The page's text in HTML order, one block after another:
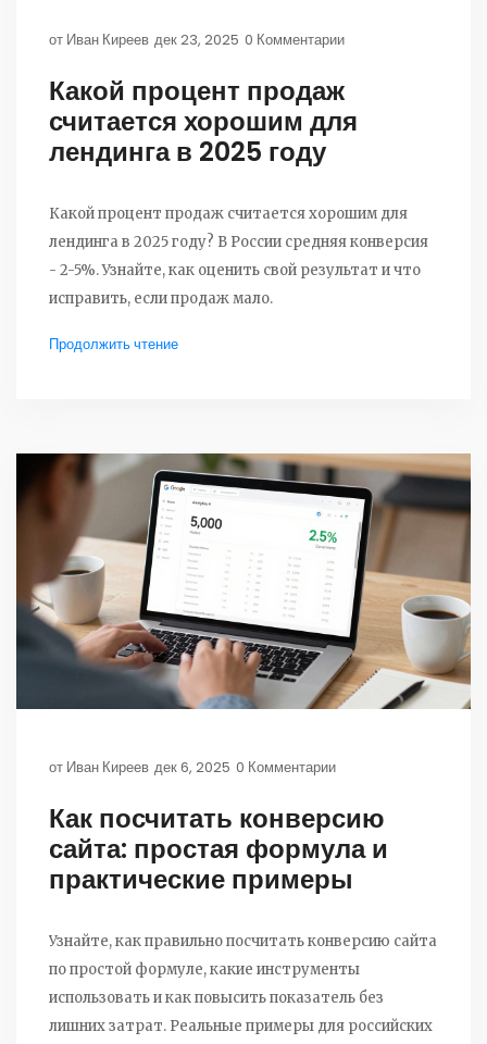
от Иван Киреев дек 23, 2025 0 Комментарии
Какой процент продаж
считается хорошим для
лендинга в 2025 году
Какой процент продаж считается хорошим для
лендинга в 2025 году? В России средняя конверсия
- 2-5%. Узнайте, как оценить свой результат и что
исправить, если продаж мало.
Продолжить чтение
от Иван Киреев дек 6, 2025 0 Комментарии
Как посчитать конверсию
сайта: простая формула и
практические примеры
Узнайте, как правильно посчитать конверсию сайта
по простой формуле, какие инструменты
использовать и как повысить показатель без
лишних затрат. Реальные примеры для российских